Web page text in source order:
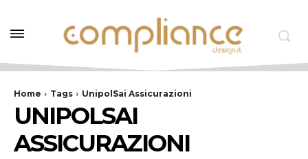
Home Tags UnipolSai Assicurazioni
UNIPOLSAI
ASSICURAZIONI